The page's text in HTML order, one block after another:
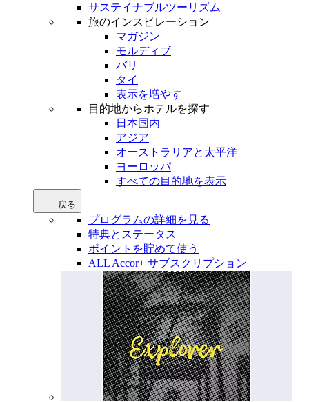
サステイナブルツーリズム
旅のインスピレーション
マガジン
モルディブ
バリ
タイ
表示を増やす
目的地からホテルを探す
日本国内
アジア
オーストラリアと太平洋
ヨーロッパ
すべての目的地を表示
戻る
プログラムの詳細を見る
特典とステータス
ポイントを貯めて使う
ALL Accor+ サブスクリプション